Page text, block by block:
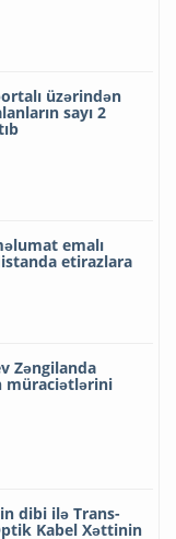
üzərindən
sayı 2
emalı
etirazlara
Zəngilanda
müraciətlərini
dibi ilə Trans-
Kabel Xəttinin